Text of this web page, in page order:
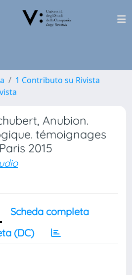
1 Contributo su Rivista
Anubion.
témoignages
2015
Scheda completa
(DC)